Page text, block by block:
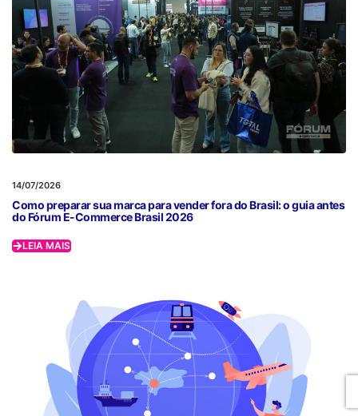
14/07/2026
Como preparar sua marca para vender fora do Brasil: o guia antes
do Fórum E-Commerce Brasil 2026
LEIA MAIS